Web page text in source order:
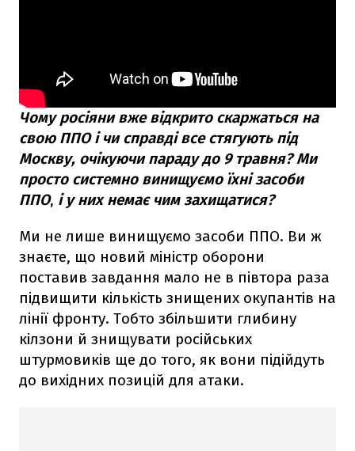
Чому росіяни вже відкрито скаржаться на
свою ППО і чи справді все стягують під
Москву, очікуючи параду до 9 травня? Ми
просто системно винищуємо їхні засоби
ППО, і у них немає чим захищатися?
Ми не лише винищуємо засоби ППО. Ви ж
знаєте, що новий міністр оборони
поставив завдання мало не в півтора раза
підвищити кількість знищених окупантів на
лінії фронту. Тобто збільшити глибину
кілзони й знищувати російських
штурмовиків ще до того, як вони підійдуть
до вихідних позицій для атаки.